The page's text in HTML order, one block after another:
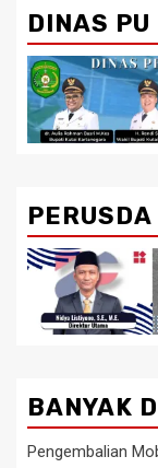
DINAS PU
BANYAK
Pengembalian